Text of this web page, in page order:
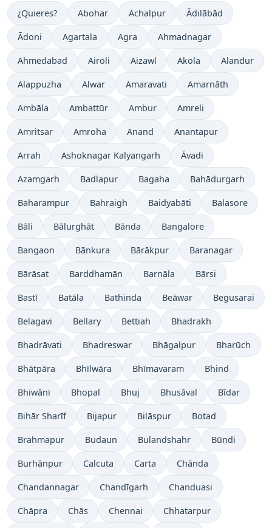
¿Quieres? Abohar Achalpur Ādilābād
Ādoni Agartala Agra Ahmadnagar
Ahmedabad Airoli Aizawl Akola Alandur
Alappuzha Alwar Amaravati Amarnāth
Ambāla Ambattūr Ambur Amreli
Amritsar Amroha Anand Anantapur
Arrah Ashoknagar Kalyangarh Āvadi
Azamgarh Badlapur Bagaha Bahādurgarh
Baharampur Bahraigh Baidyabāti Balasore
Bāli Bālurghāt Bānda Bangalore
Bangaon Bānkura Bārākpur Baranagar
Bārāsat Barddhamān Barnāla Bārsi
Bastī Batāla Bathinda Beāwar Begusarai
Belagavi Bellary Bettiah Bhadrakh
Bhadrāvati Bhadreswar Bhāgalpur Bharūch
Bhātpāra Bhīlwāra Bhīmavaram Bhind
Bhiwāni Bhopal Bhuj Bhusāval Bīdar
Bihār Sharīf Bijapur Bilāspur Botad
Brahmapur Budaun Bulandshahr Būndi
Burhānpur Calcuta Carta Chānda
Chandannagar Chandīgarh Chanduasi
Chāpra Chās Chennai Chhatarpur